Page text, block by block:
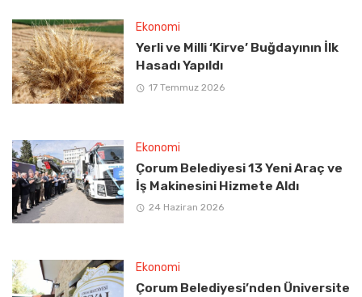
Ekonomi
Yerli ve Milli ‘Kirve’ Buğdayının İlk
Hasadı Yapıldı
17 Temmuz 2026
Ekonomi
Çorum Belediyesi 13 Yeni Araç ve
İş Makinesini Hizmete Aldı
24 Haziran 2026
Ekonomi
Çorum Belediyesi’nden Üniversite